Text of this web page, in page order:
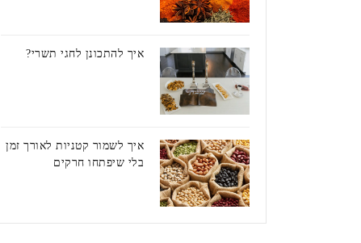
איך להתכונן לחגי תשרי?
איך לשמור קטניות לאורך זמן
בלי שיפתחו חרקים